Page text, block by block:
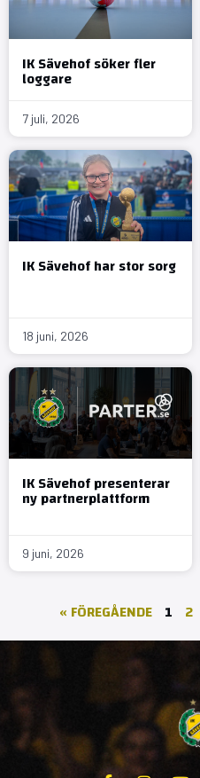
IK Sävehof söker fler
loggare
7 juli, 2026
IK Sävehof har stor sorg
18 juni, 2026
IK Sävehof presenterar
ny partnerplattform
9 juni, 2026
« FÖREGÅENDE 1 2